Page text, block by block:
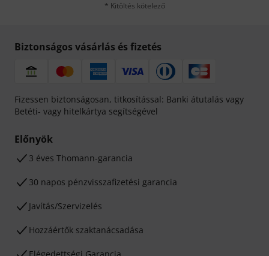
* Kitöltés kötelező
Biztonságos vásárlás és fizetés
Fizessen biztonságosan, titkosítással: Banki átutalás vagy
Betéti- vagy hitelkártya segítségével
Előnyök
3 éves Thomann-garancia
30 napos pénzvisszafizetési garancia
Javítás/Szervizelés
Hozzáértők szaktanácsadása